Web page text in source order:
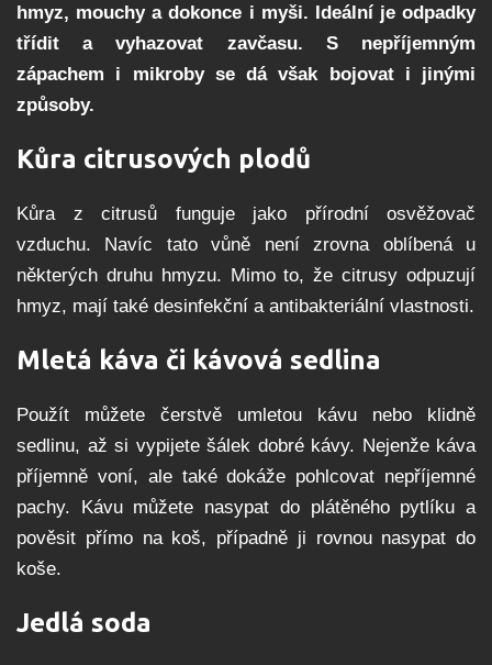
hmyz, mouchy a dokonce i myši. Ideální je odpadky
třídit a vyhazovat zavčasu. S nepříjemným
zápachem i mikroby se dá však bojovat i jinými
způsoby.
Kůra citrusových plodů
Kůra z citrusů funguje jako přírodní osvěžovač
vzduchu. Navíc tato vůně není zrovna oblíbená u
některých druhu hmyzu. Mimo to, že citrusy odpuzují
hmyz, mají také desinfekční a antibakteriální vlastnosti.
Mletá káva či kávová sedlina
Použít můžete čerstvě umletou kávu nebo klidně
sedlinu, až si vypijete šálek dobré kávy. Nejenže káva
příjemně voní, ale také dokáže pohlcovat nepříjemné
pachy. Kávu můžete nasypat do plátěného pytlíku a
pověsit přímo na koš, případně ji rovnou nasypat do
koše.
Jedlá soda